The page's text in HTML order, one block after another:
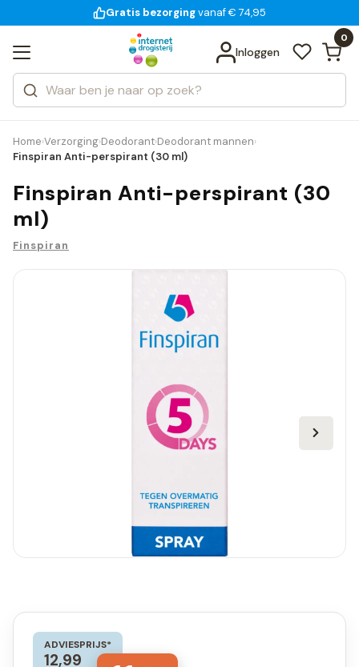
voor 18:00 uur besteld
Gratis bezorging
14 dagen bedenktijd
Inloggen
0
Zoeken
Categorieën
Merken
Bekijk alle resultaten
Home›Verzorging›Deodorant›Deodorant mannen›
Finspiran Anti-perspirant (30 ml)
Finspiran Anti-perspirant (30
ml)
Finspiran
ADVIESPRIJS*
12,99